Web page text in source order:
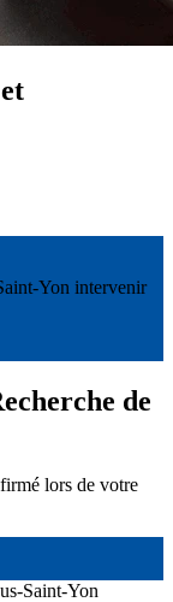
Yon intervenir
de
lors de votre
Saint-Yon